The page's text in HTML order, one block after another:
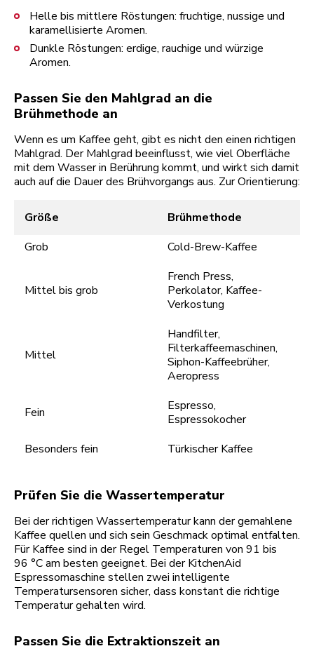
Helle bis mittlere Röstungen: fruchtige, nussige und
karamellisierte Aromen.
Dunkle Röstungen: erdige, rauchige und würzige
Aromen.
Passen Sie den Mahlgrad an die
Brühmethode an
Wenn es um Kaffee geht, gibt es nicht den einen richtigen
Mahlgrad. Der Mahlgrad beeinflusst, wie viel Oberfläche
mit dem Wasser in Berührung kommt, und wirkt sich damit
auch auf die Dauer des Brühvorgangs aus. Zur Orientierung:
Größe
Brühmethode
Grob
Cold-Brew-Kaffee
Mittel bis grob
French Press,
Perkolator, Kaffee-
Verkostung
Mittel
Handfilter,
Filterkaffeemaschinen,
Siphon-Kaffeebrüher,
Aeropress
Fein
Espresso,
Espressokocher
Besonders fein
Türkischer Kaffee
Prüfen Sie die Wassertemperatur
Bei der richtigen Wassertemperatur kann der gemahlene
Kaffee quellen und sich sein Geschmack optimal entfalten.
Für Kaffee sind in der Regel Temperaturen von 91 bis
96 °C am besten geeignet. Bei der KitchenAid
Espressomaschine stellen zwei intelligente
Temperatursensoren sicher, dass konstant die richtige
Temperatur gehalten wird.
Passen Sie die Extraktionszeit an